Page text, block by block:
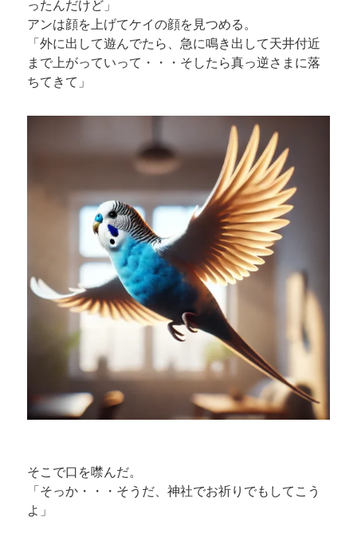
ったんだけど」
アンは顔を上げてケイの顔を見つめる。
「外に出して遊んでたら、急に鳴き出して天井付近
まで上がっていって・・・そしたら真っ逆さまに落
ちてきて」
そこで口を噤んだ。
「そっか・・・そうだ、神社でお祈りでもしてこう
よ」